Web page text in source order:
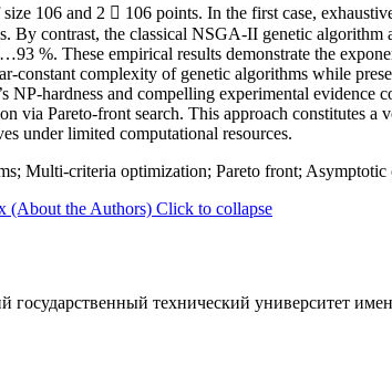
106 and 2  106 points. In the first case,
By contrast, the classical NSGA-II genetic
%. These empirical results demonstrate the
constant complexity of genetic algorithms while
NP-hardness and compelling experimental evidence
via Pareto-front search. This approach constitutes a
under limited computational resources.
Multi-criteria optimization; Pareto front;
(About the Authors) Click to collapse
государственный технический университет